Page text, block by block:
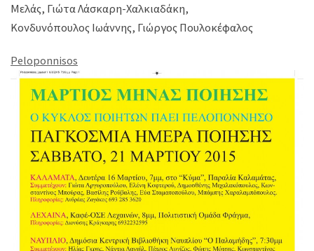
Μελάς, Γιώτα Λάσκαρη-Χαλκιαδάκη,
Κονδυνόπουλος Ιωάννης, Γιώργος Πουλοκέφαλος
Peloponnisos